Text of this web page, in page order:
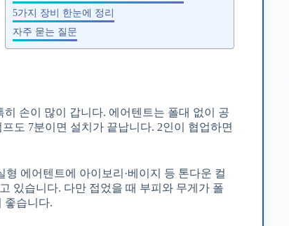
5가지 장비 한눈에 정리
자주 묻는 질문
손이 많이 갑니다. 에어텐트는 폴대 없이 공
도 7분이면 설치가 끝납니다. 2인이 협업하면
형 에어텐트에 아이보리·베이지 등 톤다운 컬
있습니다. 다만 접었을 때 부피와 무게가 폴
좋습니다.